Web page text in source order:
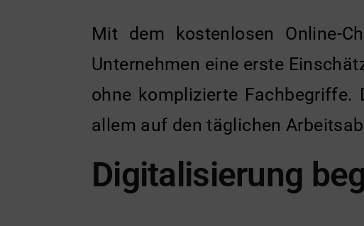
Mit dem kostenlosen Online-
Unternehmen eine erste
ohne komplizierte Fachbegriffe.
allem auf den täglichen
Digitalisierung